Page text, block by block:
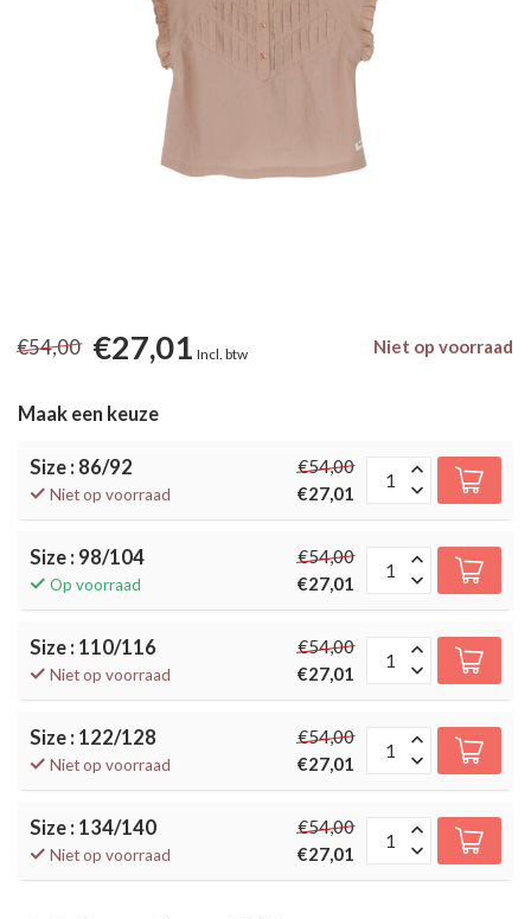
€54,00 €27,01 Incl. btw Niet op voorraad
Maak een keuze
Size : 86/92
Niet op voorraad
€54,00
€27,01
Size : 98/104
Op voorraad
€54,00
€27,01
Size : 110/116
Niet op voorraad
€54,00
€27,01
Size : 122/128
Niet op voorraad
€54,00
€27,01
Size : 134/140
Niet op voorraad
€54,00
€27,01